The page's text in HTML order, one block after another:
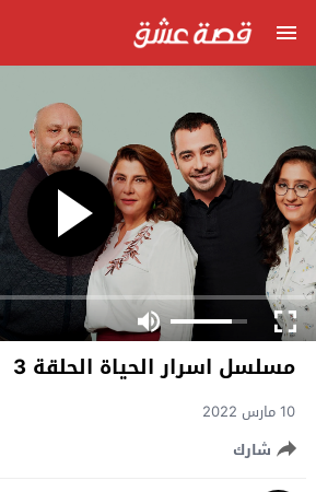
مسلسل اسرار الحياة الحلقة 3
10 مارس 2022
شارك